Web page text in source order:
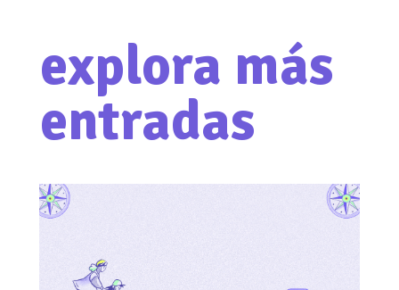
explora más
entradas